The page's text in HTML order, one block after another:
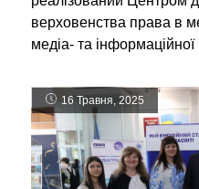
верховенства права в
медіа- та
16 Травня, 2025